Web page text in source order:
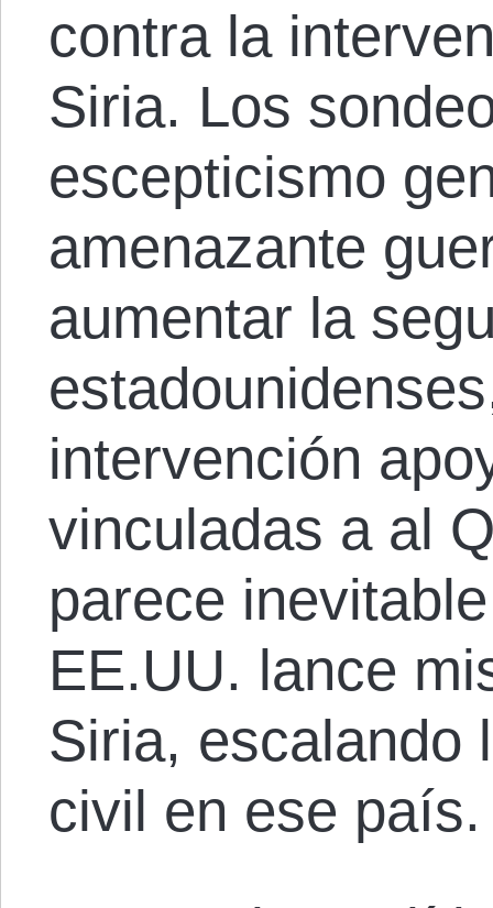
contra la
Siria. Los
escepticismo
amenazante
aumentar la
intervención
vinculadas a al
parece
EE.UU. lance
Siria, escalando
civil en ese